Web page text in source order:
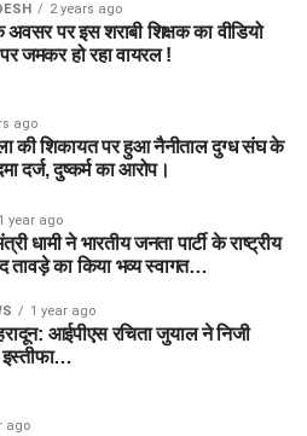
2 years ago
पर इस शराबी शिक्षक का वीडियो
जमकर हो रहा वायरल !
ago
की शिकायत पर हुआ नैनीताल दुग्ध संघ के
दर्ज, दुष्कर्म का आरोप।
1 year ago
धामी ने भारतीय जनता पार्टी के राष्ट्रीय
तावड़े का किया भव्य स्वागत…
1 year ago
आईपीएस रचिता जुयाल ने निजी
इस्तीफा…
ago